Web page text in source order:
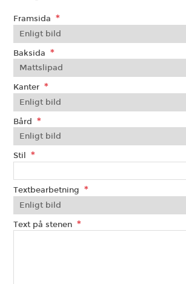
Framsida *
Baksida *
Kanter *
Bård *
Stil *
Textbearbetning *
Text på stenen *